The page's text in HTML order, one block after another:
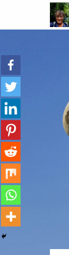
content